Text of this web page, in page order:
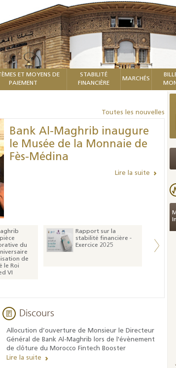
ET MOYENS DE
PAIEMENT
STABILITÉ
FINANCIÈRE
MARCHÉS
Toutes les nouvelles
Bank Al-Maghrib inaugure
le Musée de la Monnaie de
Fès-Médina
Lire la suite
du
de
le Roi
VI
Rapport sur la
stabilité financière -
Exercice 2025
Discours
Allocution d’ouverture de Monsieur le Directeur
Général de Bank Al-Maghrib lors de l'évènement
de clôture du Morocco Fintech Booster
Lire la suite